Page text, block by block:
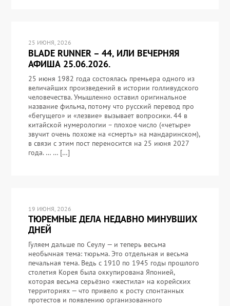
25 ИЮНЯ, 2026
BLADE RUNNER – 44, ИЛИ ВЕЧЕРНЯЯ
АФИША 25.06.2026.
25 июня 1982 года состоялась премьера одного из
величайших произведений в истории голливудского
человечества. Умышленно оставил оригинальное
название фильма, потому что русский перевод про
«бегущего» и «лезвие» вызывает вопросики. 44 в
китайской нумерологии – плохое число («четыре»
звучит очень похоже на «смерть» на мандаринском),
в связи с этим пост переносится на 25 июня 2027
года. … … […]
19 ИЮНЯ, 2026
ТЮРЕМНЫЕ ДЕЛА НЕДАВНО МИНУВШИХ
ДНЕЙ
Гуляем дальше по Сеулу — и теперь весьма
необычная тема: тюрьма. Это отдельная и весьма
печальная тема. Ведь с 1910 по 1945 годы прошлого
столетия Корея была оккупирована Японией,
которая весьма серьёзно «жестила» на корейских
территориях — что привело к росту спонтанных
протестов и появлению организованного